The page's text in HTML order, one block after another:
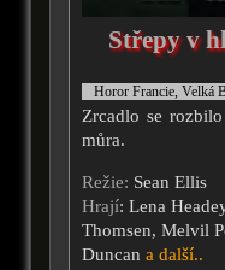
Střepy v
Horor Francie, Velká
Zrcadlo se
můra.
Režie: Sean Ellis
Hrají: Lena
Thomsen, Melvil
Duncan a další..